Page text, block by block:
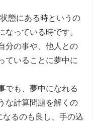
態にある時というの
なっている時です。
分の事や、他人との
ていることに夢中に
でも、夢中になれる
な計算問題を解くの
なるのも良し、手の込